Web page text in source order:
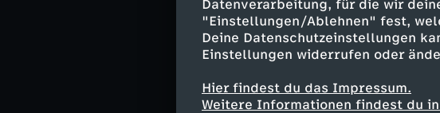
Datenverarbeitung, für die wir
"Einstellungen/Ablehnen" fest,
Deine Datenschutzeinstellungen
Einstellungen widerrufen oder
Hier findest du das Impressum.
Weitere Informationen findest du
Ähnliche Inhalte
Nachrichten